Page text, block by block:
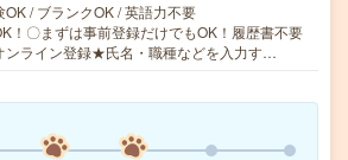
OK / ブランクOK / 英語力不要
！〇まずは事前登録だけでもOK！履歴書不要
ンライン登録★氏名・職種などを入力す…